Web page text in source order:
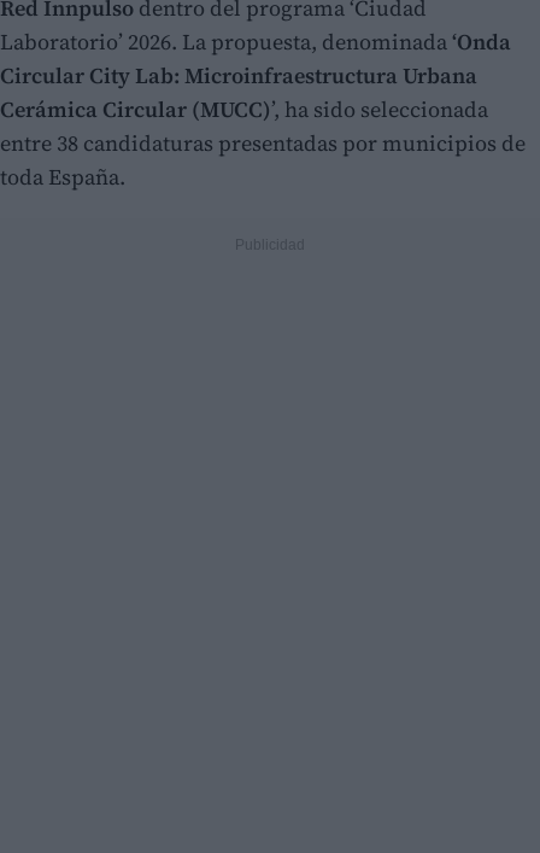
Red Innpulso dentro del programa ‘Ciudad
Laboratorio’ 2026. La propuesta, denominada ‘Onda
Circular City Lab: Microinfraestructura Urbana
Cerámica Circular (MUCC)’, ha sido seleccionada
entre 38 candidaturas presentadas por municipios de
toda España.